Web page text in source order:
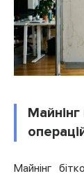
Майнінг
Майнінг